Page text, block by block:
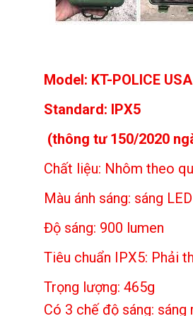
Model: KT-POLICE USA
Standard: IPX5
(thông tư 150/2020
Chất liệu: Nhôm theo
Màu ánh sáng: sáng LED
Độ sáng: 900 lumen
Tiêu chuẩn IPX5: Phải
Trọng lượng: 465g
Có 3 chế độ sáng: sáng